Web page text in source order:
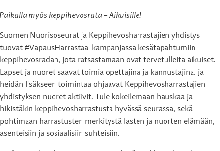
Paikalla myös keppihevosrata – Aikuisille!
Suomen Nuorisoseurat ja Keppihevosharrastajien yhdistys
tuovat #VapausHarrastaa-kampanjassa kesätapahtumiin
keppihevosradan, jota ratsastamaan ovat tervetulleita aikuiset.
Lapset ja nuoret saavat toimia opettajina ja kannustajina, ja
heidän lisäkseen toimintaa ohjaavat Keppihevosharrastajien
yhdistyksen nuoret aktiivit. Tule kokeilemaan hauskaa ja
hikistäkin keppihevosharrastusta hyvässä seurassa, sekä
pohtimaan harrastusten merkitystä lasten ja nuorten elämään,
asenteisiin ja sosiaalisiin suhteisiin.